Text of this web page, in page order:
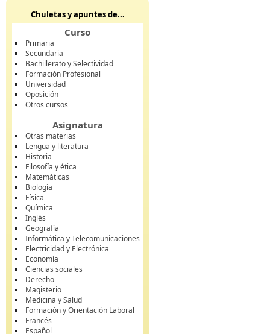
Chuletas y apuntes de...
Curso
Primaria
Secundaria
Bachillerato y Selectividad
Formación Profesional
Universidad
Oposición
Otros cursos
Asignatura
Otras materias
Lengua y literatura
Historia
Filosofía y ética
Matemáticas
Biología
Física
Química
Inglés
Geografía
Informática y Telecomunicaciones
Electricidad y Electrónica
Economía
Ciencias sociales
Derecho
Magisterio
Medicina y Salud
Formación y Orientación Laboral
Francés
Español